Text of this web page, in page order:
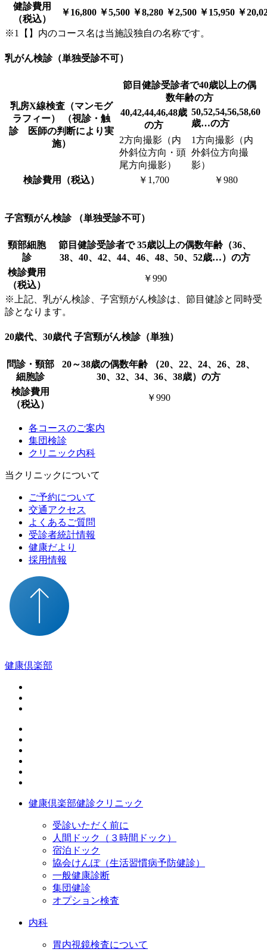
健診費用
（税込）
￥16,800 ￥5,500 ￥8,280 ￥2,500 ￥15,950 ￥
※1【】内のコース名は当施設独自の名称です。
乳がん検診（単独受診不可）
乳房X線検査（マンモグ
ラフィー） （視診・触
診 医師の判断により実
施）
節目健診受診者で40歳以上の偶
数年齢の方
40,42,44,46,48歳
の方
50,52,54,56,58,60
歳…の方
2方向撮影（内
外斜位方向・頭
尾方向撮影）
1方向撮影（内
外斜位方向撮
影）
検診費用（税込）
￥1,700 ￥980
子宮頸がん検診 （単独受診不可）
頸部細胞
診
節目健診受診者で 35歳以上の偶数年齢（36、
38、40、42、44、46、48、50、52歳…）の方
検診費用
（税込）
￥990
※上記、乳がん検診、子宮頸がん検診は、節目健診と同時受
診となります。
20歳代、30歳代 子宮頸がん検診（単独）
問診・頸部
細胞診
20～38歳の偶数年齢 （20、22、24、26、28、
30、32、34、36、38歳）の方
検診費用
（税込）
￥990
各コースのご案内
集団検診
クリニック内科
当クリニックについて
ご予約について
交通アクセス
よくあるご質問
受診者統計情報
健康だより
採用情報
健康倶楽部
健康倶楽部健診クリニック
受診いただく前に
人間ドック（３時間ドック）
宿泊ドック
協会けんぽ（生活習慣病予防健診）
一般健康診断
集団健診
オプション検査
内科
胃内視鏡検査について